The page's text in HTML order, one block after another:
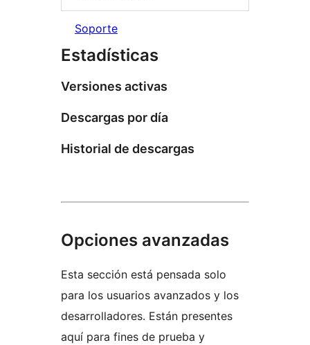
Soporte
Estadísticas
Versiones activas
Descargas por día
Historial de descargas
Opciones avanzadas
Esta sección está pensada solo
para los usuarios avanzados y los
desarrolladores. Están presentes
aquí para fines de prueba y